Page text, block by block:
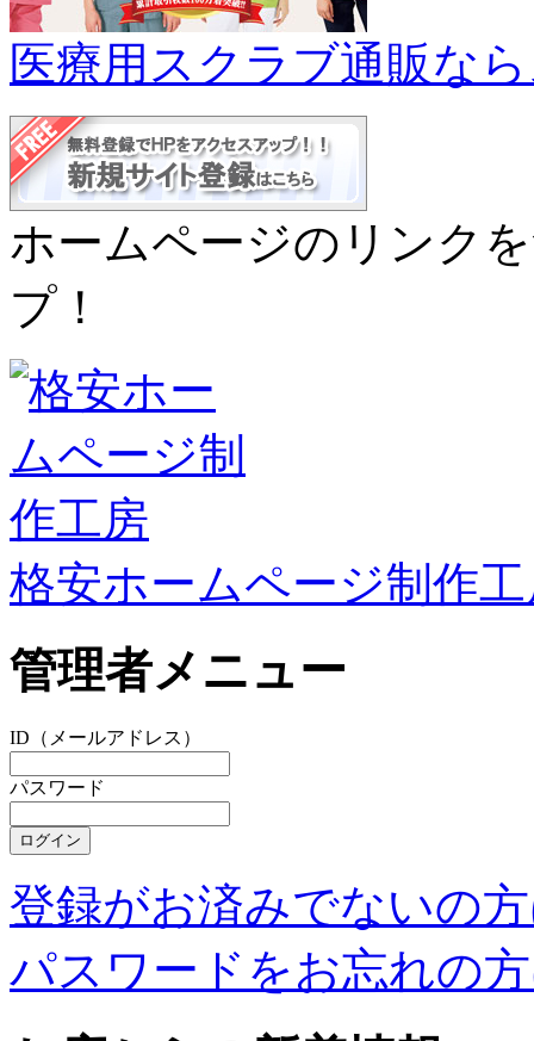
医療用スクラブ通販な
ホームページのリンク
プ！
格安ホームページ制作
管理者メニュー
ID（メールアドレス）
パスワード
登録がお済みでないの
パスワードをお忘れの